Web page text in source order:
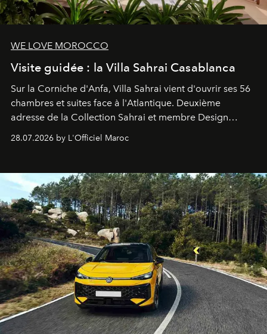
WE LOVE MOROCCO
Visite guidée : la Villa Sahrai Casablanca
Sur la Corniche d'Anfa, Villa Sahrai vient d'ouvrir ses 56
chambres et suites face à l'Atlantique. Deuxième
adresse de la Collection Sahrai et membre Design
Hotels, ce boutique-hôtel cinq étoiles signé Christophe
Pillet promet un lieu de vie complet. On y a déjeuné…
28.07.2026 by L'Officiel Maroc